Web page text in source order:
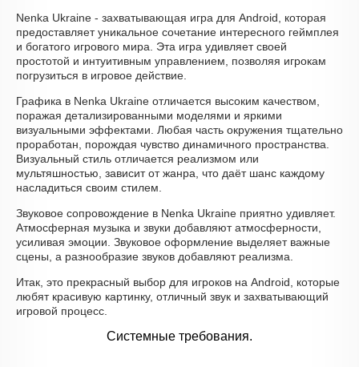
Nenka Ukraine - захватывающая игра для Android, которая
предоставляет уникальное сочетание интересного геймплея
и богатого игрового мира. Эта игра удивляет своей
простотой и интуитивным управлением, позволяя игрокам
погрузиться в игровое действие.
Графика в Nenka Ukraine отличается высоким качеством,
поражая детализированными моделями и яркими
визуальными эффектами. Любая часть окружения тщательно
проработан, порождая чувство динамичного пространства.
Визуальный стиль отличается реализмом или
мультяшностью, зависит от жанра, что даёт шанс каждому
насладиться своим стилем.
Звуковое сопровождение в Nenka Ukraine приятно удивляет.
Атмосферная музыка и звуки добавляют атмосферности,
усиливая эмоции. Звуковое оформление выделяет важные
сцены, а разнообразие звуков добавляют реализма.
Итак, это прекрасный выбор для игроков на Android, которые
любят красивую картинку, отличный звук и захватывающий
игровой процесс.
Системные требования.